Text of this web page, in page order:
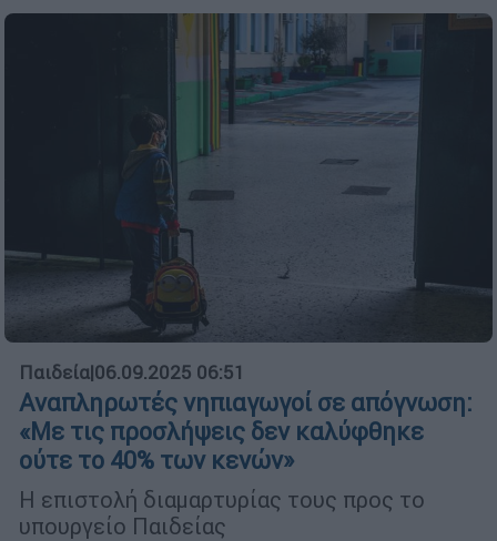
Παιδεία|06.09.2025 06:51
Αναπληρωτές νηπιαγωγοί σε απόγνωση:
«Με τις προσλήψεις δεν καλύφθηκε
ούτε το 40% των κενών»
Η επιστολή διαμαρτυρίας τους προς το
υπουργείο Παιδείας